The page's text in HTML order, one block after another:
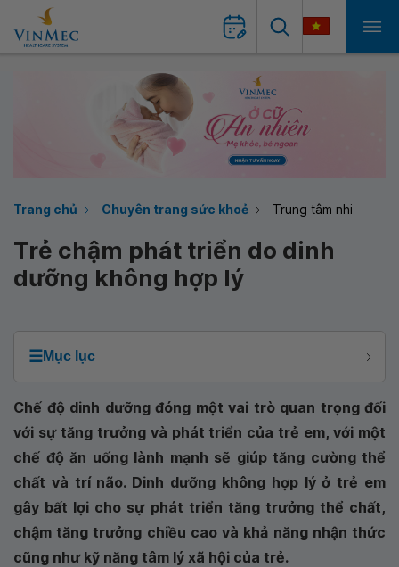
Trang chủ Chuyên trang sức khoẻ Trung tâm nhi
Trẻ chậm phát triển do dinh
dưỡng không hợp lý
☰Mục lục
Chế độ dinh dưỡng đóng một vai trò quan trọng đối
với sự tăng trưởng và phát triển của trẻ em, với một
chế độ ăn uống lành mạnh sẽ giúp tăng cường thể
chất và trí não. Dinh dưỡng không hợp lý ở trẻ em
gây bất lợi cho sự phát triển tăng trưởng thể chất,
chậm tăng trưởng chiều cao và khả năng nhận thức
cũng như kỹ năng tâm lý xã hội của trẻ.